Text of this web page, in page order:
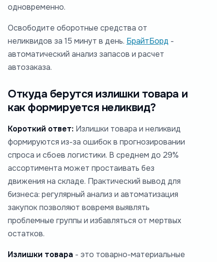
одновременно.
Освободите оборотные средства от
неликвидов за 15 минут в день. БрайтБорд -
автоматический анализ запасов и расчет
автозаказа.
Откуда берутся излишки товара и
как формируется неликвид?
Короткий ответ: Излишки товара и неликвид
формируются из-за ошибок в прогнозировании
спроса и сбоев логистики. В среднем до 29%
ассортимента может простаивать без
движения на складе. Практический вывод для
бизнеса: регулярный анализ и автоматизация
закупок позволяют вовремя выявлять
проблемные группы и избавляться от мертвых
остатков.
Излишки товара - это товарно-материальные